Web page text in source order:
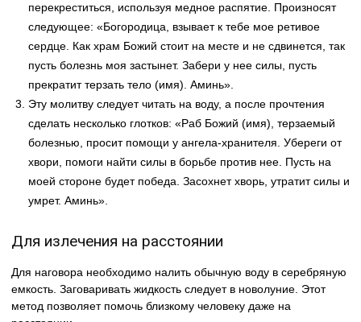
перекреститься, используя медное распятие. Произносят
следующее: «Богородица, взывает к тебе мое ретивое
сердце. Как храм Божий стоит на месте и не сдвинется, так
пусть болезнь моя застынет. Забери у нее силы, пусть
прекратит терзать тело (имя). Аминь».
Эту молитву следует читать на воду, а после прочтения
сделать несколько глотков: «Раб Божий (имя), терзаемый
болезнью, просит помощи у ангела-хранителя. Убереги от
хвори, помоги найти силы в борьбе против нее. Пусть на
моей стороне будет победа. Засохнет хворь, утратит силы и
умрет. Аминь».
Для излечения на расстоянии
Для наговора необходимо налить обычную воду в серебряную
емкость. Заговаривать жидкость следует в новолуние. Этот
метод позволяет помочь близкому человеку даже на